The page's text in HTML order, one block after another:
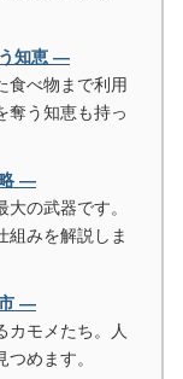
知恵 ―
食べ物まで利用
奪う知恵も持っ
略 ―
の武器です。
組みを解説しま
市 ―
カモメたち。人
めます。